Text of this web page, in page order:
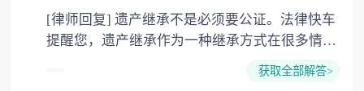
3. 印花税：按房屋评估价的0.05%缴纳 4. 土
地增值税：按房价1%缴纳 5. 房屋产权登记费：
[律师回复] 遗产继承不是必须要公证。法律快车
提醒您，遗产继承作为一种继承方式在很多情况
下都是不需要公证的，当然，如果需要公正的也
获取全部解答>